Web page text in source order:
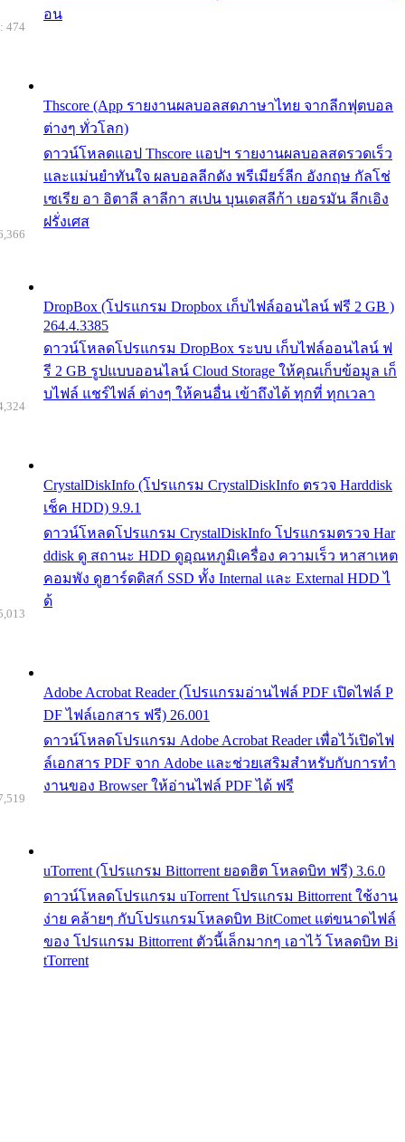
อน
Thscore (App รายงานผลบอลสดภาษาไทย จากลีกฟุตบอล
ต่างๆ ทั่วโลก)
ดาวน์โหลดแอป Thscore แอปฯ รายงานผลบอลสดรวดเร็ว
และแม่นยำทันใจ ผลบอลลีกดัง พรีเมียร์ลีก อังกฤษ กัลโช่
เซเรีย อา อิตาลี ลาลีกา สเปน บุนเดสลีก้า เยอรมัน ลีกเอิง
ฝรั่งเศส
474
DropBox (โปรแกรม Dropbox เก็บไฟล์ออนไลน์ ฟรี 2 GB )
264.4.3385
ดาวน์โหลดโปรแกรม DropBox ระบบ เก็บไฟล์ออนไลน์ ฟ
รี 2 GB รูปแบบออนไลน์ Cloud Storage ให้คุณเก็บข้อมูล เก็
บไฟล์ แชร์ไฟล์ ต่างๆ ให้คนอื่น เข้าถึงได้ ทุกที่ ทุกเวลา
CrystalDiskInfo (โปรแกรม CrystalDiskInfo ตรวจ Harddisk
เช็ค HDD) 9.9.1
ดาวน์โหลดโปรแกรม CrystalDiskInfo โปรแกรมตรวจ Har
ddisk ดู สถานะ HDD ดูอุณหภูมิเครื่อง ความเร็ว หาสาเหต
คอมพัง ดูฮาร์ดดิสก์ SSD ทั้ง Internal และ External HDD ไ
ด้
Adobe Acrobat Reader (โปรแกรมอ่านไฟล์ PDF เปิดไฟล์ P
DF ไฟล์เอกสาร ฟรี) 26.001
ดาวน์โหลดโปรแกรม Adobe Acrobat Reader เพื่อไว้เปิดไฟ
ล์เอกสาร PDF จาก Adobe และช่วยเสริมสำหรับกับการทำ
งานของ Browser ให้อ่านไฟล์ PDF ได้ ฟรี
uTorrent (โปรแกรม Bittorrent ยอดฮิต โหลดบิท ฟรี) 3.6.0
ดาวน์โหลดโปรแกรม uTorrent โปรแกรม Bittorrent ใช้งาน
ง่าย คล้ายๆ กับโปรแกรมโหลดบิท BitComet แต่ขนาดไฟล์
ของ โปรแกรม Bittorrent ตัวนี้เล็กมากๆ เอาไว้ โหลดบิท Bi
tTorrent